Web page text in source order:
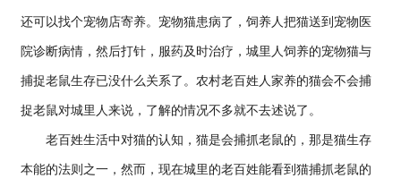
还可以找个宠物店寄养。宠物猫患病了，饲养人把猫送到宠物医
院诊断病情，然后打针，服药及时治疗，城里人饲养的宠物猫与
捕捉老鼠生存已没什么关系了。农村老百姓人家养的猫会不会捕
捉老鼠对城里人来说，了解的情况不多就不去述说了。
老百姓生活中对猫的认知，猫是会捕抓老鼠的，那是猫生存
本能的法则之一，然而，现在城里的老百姓能看到猫捕抓老鼠的